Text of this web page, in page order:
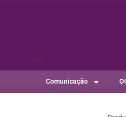
Comunicação